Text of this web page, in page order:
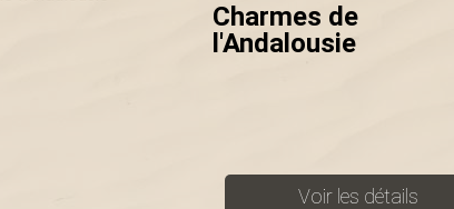
Charmes de
l'Andalousie
Voir les détails